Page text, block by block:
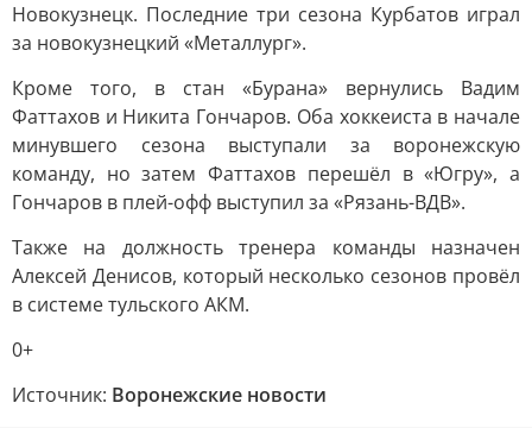
Новокузнецк. Последние три сезона Курбатов играл
за новокузнецкий «Металлург».
Кроме того, в стан «Бурана» вернулись Вадим
Фаттахов и Никита Гончаров. Оба хоккеиста в начале
минувшего сезона выступали за воронежскую
команду, но затем Фаттахов перешёл в «Югру», а
Гончаров в плей-офф выступил за «Рязань-ВДВ».
Также на должность тренера команды назначен
Алексей Денисов, который несколько сезонов провёл
в системе тульского АКМ.
0+
Источник: Воронежские новости